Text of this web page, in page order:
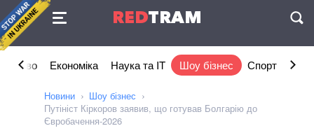
REDTRAM
Угода
Економіка Наука та IT Шоу бізнес Спорт
Новини
Шоу бізнес
Путініст Кіркоров заявив, що готував Болгарію до
Євробачення-2026